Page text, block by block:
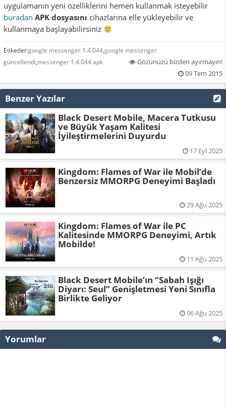
uygulamanın yeni özelliklerini hemen kullanmak isteyebilir
buradan APK dosyasını cihazlarına elle yükleyebilir ve
kullanmaya başlayabilirsiniz
Etiketler:google messenger 1.4.044,google messenger
güncellendi,messenger 1.4.044 apk
Gözünüzü bizden ayırmayın!
09 Tem 2015
Benzer Yazılar
Black Desert Mobile, Macera Tutkusu
ve Büyük Yaşam Kalitesi
İyileştirmelerini Duyurdu
17 Eyl 2025
Kingdom: Flames of War ile Mobil’de
Benzersiz MMORPG Deneyimi Başladı
29 Ağu 2025
Kingdom: Flames of War ile PC
Kalitesinde MMORPG Deneyimi, Artık
Mobilde!
11 Ağu 2025
Black Desert Mobile’ın “Sabah Işığı
Diyarı: Seul” Genişletmesi Yeni Sınıfla
Birlikte Geliyor
06 Ağu 2025
Yorumlar